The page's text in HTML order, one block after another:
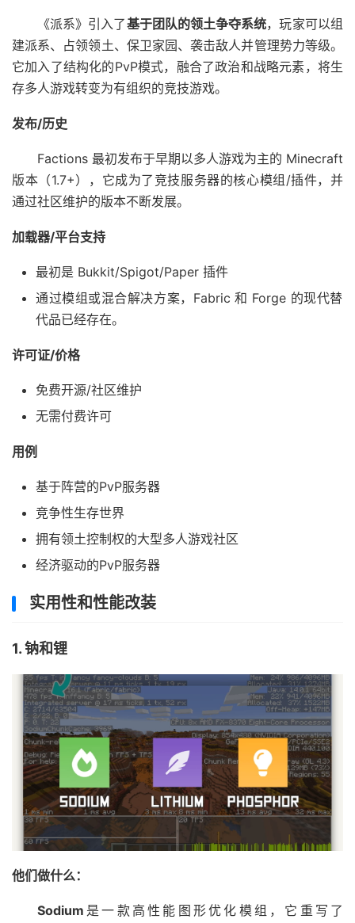
《派系》引入了基于团队的领土争夺系统，玩家可以组
建派系、占领领土、保卫家园、袭击敌人并管理势力等级。
它加入了结构化的PvP模式，融合了政治和战略元素，将生
存多人游戏转变为有组织的竞技游戏。
发布/历史
Factions 最初发布于早期以多人游戏为主的 Minecraft
版本（1.7+），它成为了竞技服务器的核心模组/插件，并
通过社区维护的版本不断发展。
加载器/平台支持
最初是 Bukkit/Spigot/Paper 插件
通过模组或混合解决方案，Fabric 和 Forge 的现代替
代品已经存在。
许可证/价格
免费开源/社区维护
无需付费许可
用例
基于阵营的PvP服务器
竞争性生存世界
拥有领土控制权的大型多人游戏社区
经济驱动的PvP服务器
实用性和性能改装
1. 钠和锂
他们做什么：
Sodium 是一款高性能图形优化模组，它重写了